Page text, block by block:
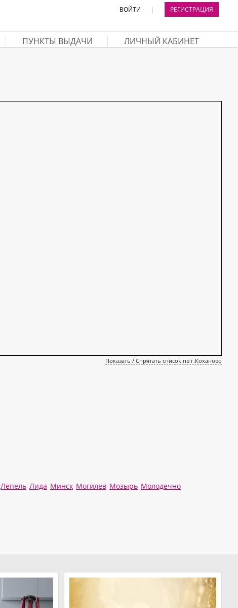
ВОЙТИ | РЕГИСТРАЦИЯ
ПУНКТЫ ВЫДАЧИ ЛИЧНЫЙ КАБИНЕТ
Показать / Спрятать список пв г.Коханово
Лепель Лида Минск Могилев Мозырь Молодечно